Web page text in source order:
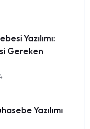
Yazılımı:
Gereken
Yazılımı